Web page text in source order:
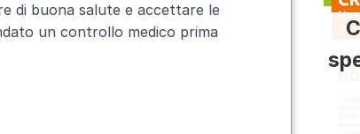
di buona salute e accettare le
un controllo medico prima